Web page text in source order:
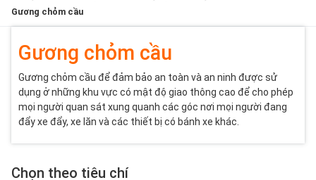
Gương chỏm cầu
Gương chỏm cầu
Gương chỏm cầu để đảm bảo an toàn và an ninh được sử
dụng ở những khu vực có mật độ giao thông cao để cho phép
mọi người quan sát xung quanh các góc nơi mọi người đang
đẩy xe đẩy, xe lăn và các thiết bị có bánh xe khác.
Chọn theo tiêu chí